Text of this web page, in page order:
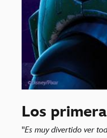
Los
"Es muy divertido ver